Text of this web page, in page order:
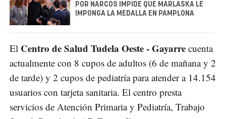
POR NARCOS IMPIDE QUE MARLASKA LE
IMPONGA LA MEDALLA EN PAMPLONA
El Centro de Salud Tudela Oeste - Gayarre cuenta
actualmente con 8 cupos de adultos (6 de mañana y 2
de tarde) y 2 cupos de pediatría para atender a 14.154
usuarios con tarjeta sanitaria. El centro presta
servicios de Atención Primaria y Pediatría, Trabajo